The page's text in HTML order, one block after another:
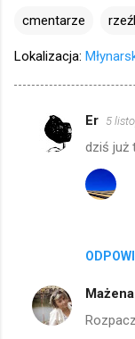
cmentarze
Lokalizacja:
r
Er 5
dziś już
Mażena